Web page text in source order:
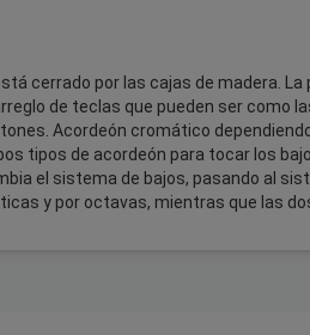
cerrado por las cajas de madera.
de teclas que pueden ser como
Acordeón cromático
tipos de acordeón para tocar los
el sistema de bajos, pasando al
y por octavas, mientras que las